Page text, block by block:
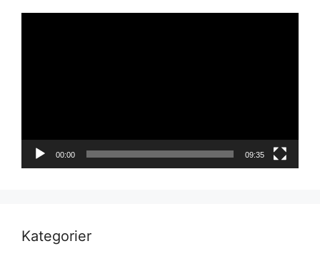
00:00 09:35
Kategorier